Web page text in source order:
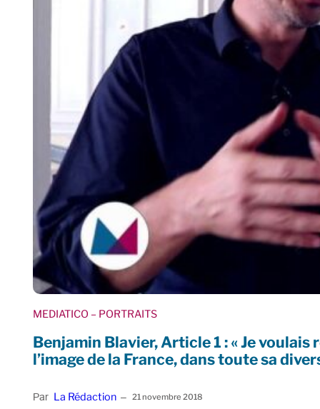
MEDIATICO – PORTRAITS
Benjamin Blavier, Article 1 : « Je
l’image de la France, dans toute sa
Par La Rédaction – 21 novembre 2018